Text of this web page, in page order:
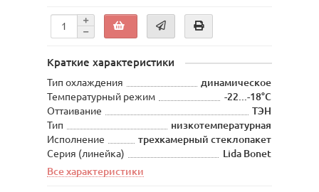
Краткие характеристики
Тип охлаждения
динамическое
Температурный режим
-22...-18°С
Оттаивание
ТЭН
Тип
низкотемпературная
Исполнение
трехкамерный стеклопакет
Серия (линейка)
Lida Bonet
Все характеристики